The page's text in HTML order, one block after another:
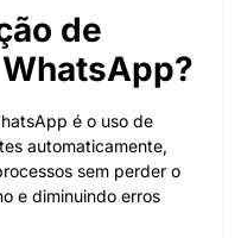
de
é o uso de
automaticamente,
sem perder o
e diminuindo erros